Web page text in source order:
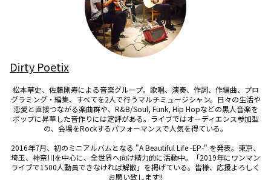
Dirty Poetix
松本草史、佐藤剛寿による音楽グループ。歌唱、演奏、作詞、作編曲、プロ
グラミング・編集、すべてを2人で行うマルチミュージシャン。日々の生活や
恋愛と直接つながる楽曲群や、R&B/Soul, Funk, Hip Hopなどの黒人音楽を
ポップに昇華した音作りには定評がある。ライブではオーディエンス参加型
の、会場をRockするパフォーマンスで人気を得ている。
2016年7月、初のミニアルバムとなる "A Beautiful Life -EP-" を発表。東京、
埼玉、神奈川を中心に、全世界へ向け精力的に活動中。「2019年にワンマン
ライブで1500人動員できなければ解散」を掲げている。皆様、応援よろしく
お願い致します!!